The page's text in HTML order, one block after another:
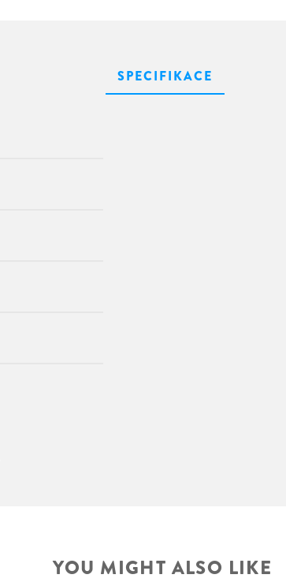
SPECIFIKACE
YOU MIGHT ALSO LIKE